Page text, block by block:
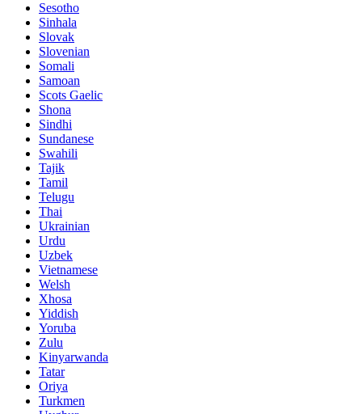
Sesotho
Sinhala
Slovak
Slovenian
Somali
Samoan
Scots Gaelic
Shona
Sindhi
Sundanese
Swahili
Tajik
Tamil
Telugu
Thai
Ukrainian
Urdu
Uzbek
Vietnamese
Welsh
Xhosa
Yiddish
Yoruba
Zulu
Kinyarwanda
Tatar
Oriya
Turkmen